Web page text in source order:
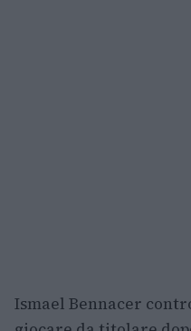
Ismael Bennacer